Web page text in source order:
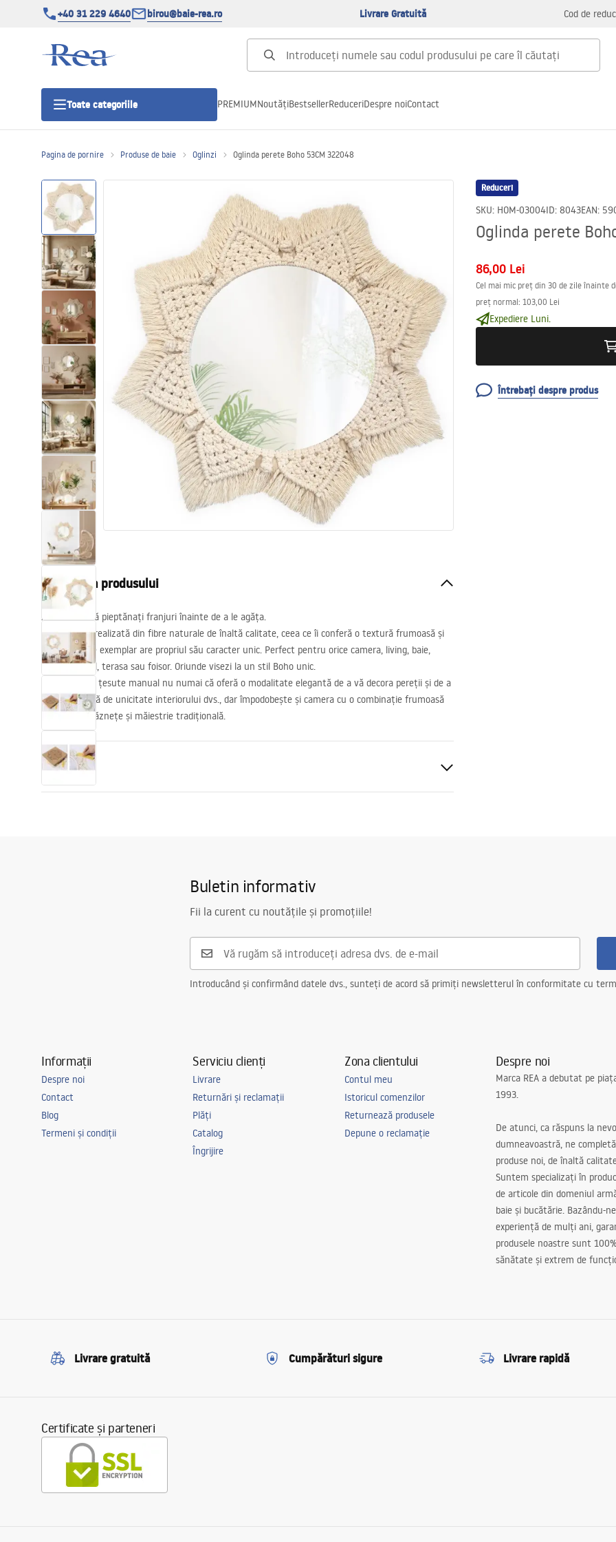
+40 31 229 4640 birou@baie-rea.ro Livrare Gratuită Cod de
Toate categoriile
Usi pentru cabine de dus
Cadite de dus
Rigole Liniare
Vase WC si Bideuri
Lavoare
Cazi cu paravane
Baterii sanitare
Dusuri
Accesorii și mobilier pentru baie
PREMIUMNoutățiBestsellerReduceriDespre noiContact
Pagina de pornire Produse de baie Oglinzi Oglinda perete Boho 53CM 322048
Reduceri
SKU: HOM-03004ID: 8043EAN:
Oglinda perete
86,00 Lei
Cel mai mic preț din 30 de zile înainte
preț normal: 103,00 Lei
Expediere Luni.
Întrebați despre produs
Descrierea produsului
Amintiți-vă să pieptănați franjuri înainte de a le agăța.
Oglinda este realizată din fibre naturale de înaltă calitate, ceea ce îi conferă o textură frumoasă și
unică. Fiecare exemplar are propriul său caracter unic. Perfect pentru orice camera, living, baie,
bucatarie, hol, terasa sau foisor. Oriunde visezi la un stil Boho unic.
Rama oglinzii țesute manual nu numai că oferă o modalitate elegantă de a vă decora pereții și de a
adăuga o notă de unicitate interiorului dvs., dar împodobește și camera cu o combinație frumoasă
de culori îndrăznețe și măiestrie tradițională.
Propeties
Da
Bej
Șnur macramé din bumbac
Rotund
Da Nu
Buletin informativ
Fii la curent cu noutățile și promoțiile!
Introducând și confirmând datele dvs., sunteți de acord să primiți newsletterul în conformitate cu
Informații
Despre noi
Contact
Blog
Termeni și condiții
Serviciu clienți
Livrare
Returnări și reclamații
Plăți
Catalog
Îngrijire
Zona clientului
Contul meu
Istoricul comenzilor
Returnează produsele
Depune o reclamație
Despre noi
Marca REA a debutat pe
1993.
De atunci, ca răspuns la
dumneavoastră, ne
produse noi, de înaltă
Suntem specializați în
de articole din domeniul
baie și bucătărie. Bazându-
experiență de mulți ani,
produsele noastre sunt
sănătate și extrem de
Livrare gratuită Cumpărături sigure Livrare rapidă
Certificate și parteneri